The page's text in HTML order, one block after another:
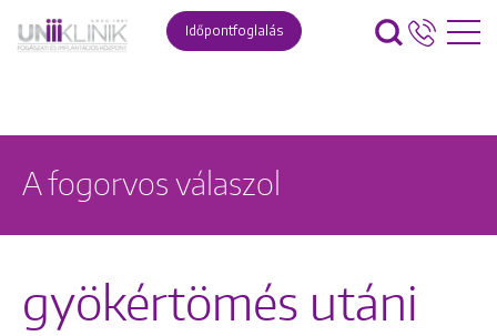
Időpontfoglalás
A fogorvos válaszol
gyökértömés utáni